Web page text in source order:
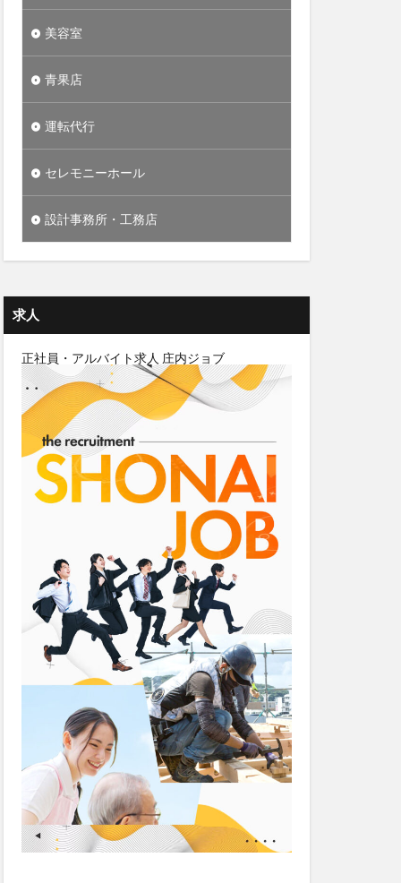
美容室
青果店
運転代行
セレモニーホール
設計事務所・工務店
求人
正社員・アルバイト求人 庄内ジョブ